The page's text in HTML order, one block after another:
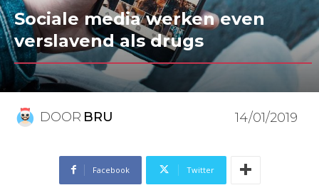
Sociale media werken even
verslavend als drugs
DOOR BRU 14/01/2019
Facebook Twitter